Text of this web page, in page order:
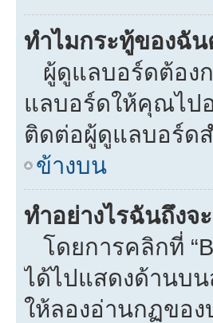
ทำไมกระทู้ของฉั
ผู้ดูแลบอร์ดต้อง
แลบอร์ดให้คุณไป
ติดต่อผู้ดูแลบอร์ด
ข้างบน
ทำอย่างไรฉันถึงจ
โดยการคลิกที่
ได้ไปแสดงด้านบ
ให้ลองอ่านกฏขอ